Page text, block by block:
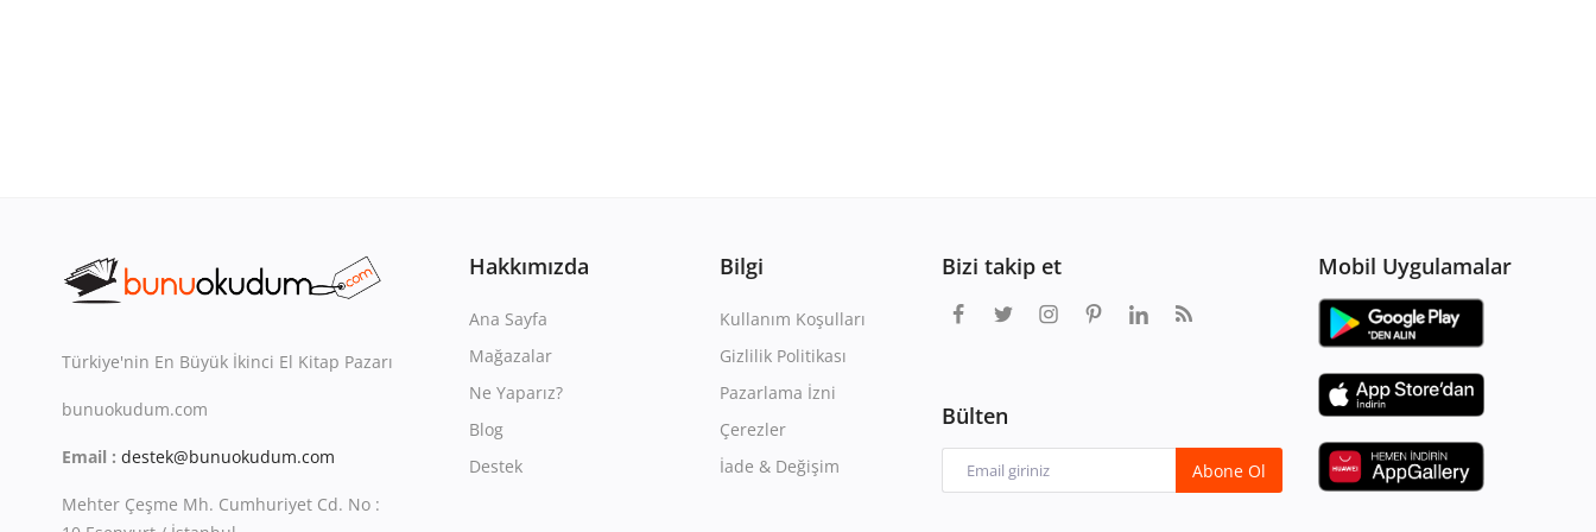
Türkiye'nin En Büyük İkinci El Kitap Pazarı
bunuokudum.com
Email : destek@bunuokudum.com
Mehter Çeşme Mh. Cumhuriyet Cd. No :
Hakkımızda
Ana Sayfa
Mağazalar
Ne Yaparız?
Blog
Destek
Bilgi
Kullanım Koşulları
Gizlilik Politikası
Pazarlama İzni
Çerezler
İade & Değişim
Bizi takip et
Bülten
Abone Ol
Mobil Uygulamalar